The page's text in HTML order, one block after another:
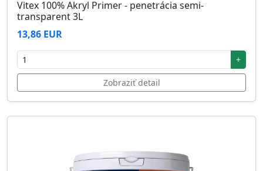
Vitex 100% Akryl Primer - penetrácia semi-
transparent 3L
13,86 EUR
+
Zobraziť detail